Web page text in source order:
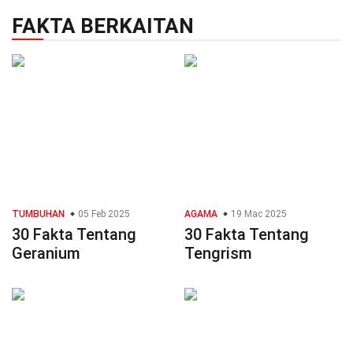
FAKTA BERKAITAN
TUMBUHAN 05 Feb 2025
30 Fakta Tentang
Geranium
AGAMA 19 Mac 2025
30 Fakta Tentang
Tengrism